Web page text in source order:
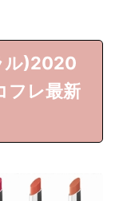
ル)2020
フレ最新